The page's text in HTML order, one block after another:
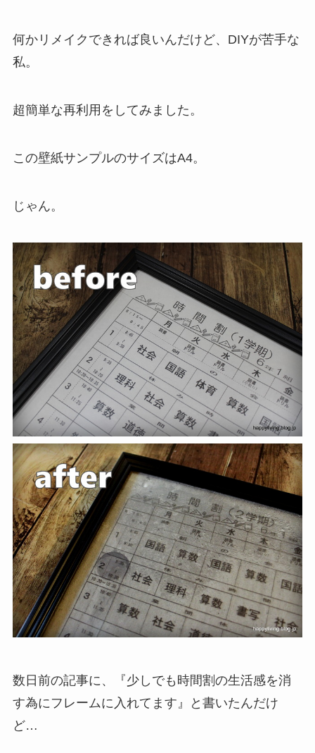
何かリメイクできれば良いんだけど、DIYが苦手な
私。
超簡単な再利用をしてみました。
この壁紙サンプルのサイズはA4。
じゃん。
数日前の記事に、『少しでも時間割の生活感を消
す為にフレームに入れてます』と書いたんだけ
ど…